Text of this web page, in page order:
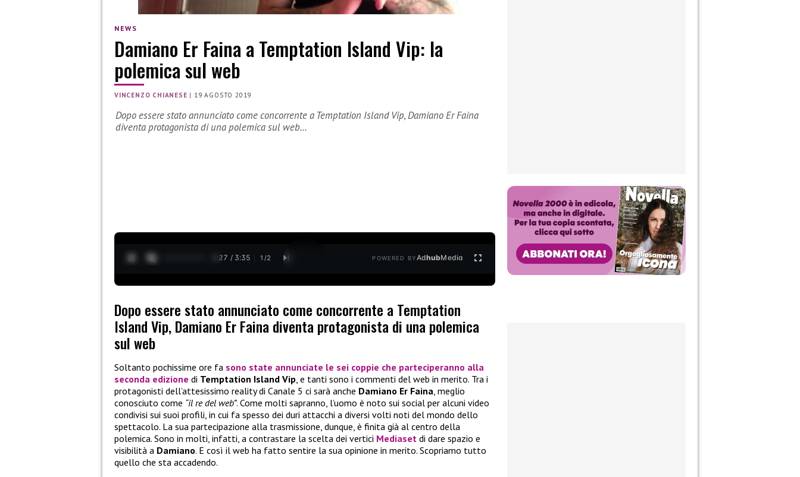
NEWS
Damiano Er Faina a Temptation Island Vip: la
polemica sul web
VINCENZO CHIANESE | 19 AGOSTO 2019
Dopo essere stato annunciato come concorrente a Temptation Island Vip, Damiano Er Faina
diventa protagonista di una polemica sul web…
0:28 / 3:35 1 /2 POWERED BYAdhubMedia
Dopo essere stato annunciato come concorrente a Temptation
Island Vip, Damiano Er Faina diventa protagonista di una polemica
sul web
Soltanto pochissime ore fa sono state annunciate le sei coppie che parteciperanno alla
seconda edizione di Temptation Island Vip, e tanti sono i commenti del web in merito. Tra i
protagonisti dell’attesissimo reality di Canale 5 ci sarà anche Damiano Er Faina, meglio
conosciuto come “il re del web”. Come molti sapranno, l’uomo è noto sui social per alcuni video
condivisi sui suoi profili, in cui fa spesso dei duri attacchi a diversi volti noti del mondo dello
spettacolo. La sua partecipazione alla trasmissione, dunque, è finita già al centro della
polemica. Sono in molti, infatti, a contrastare la scelta dei vertici Mediaset di dare spazio e
visibilità a Damiano. E così il web ha fatto sentire la sua opinione in merito. Scopriamo tutto
quello che sta accadendo.